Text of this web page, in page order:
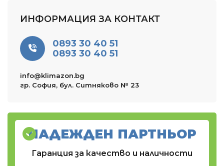
ИНФОРМАЦИЯ ЗА КОНТАКТ
0893 30 40 51
0893 30 40 51
info@klimazon.bg
гр. София, бул. Ситняково № 23
НАДЕЖДЕН ПАРТНЬОР
Гаранция за качество и наличности